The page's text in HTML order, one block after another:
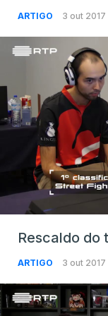
ARTIGO 3 out 2017
Rescaldo do
ARTIGO 3 out 2017